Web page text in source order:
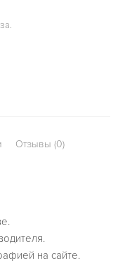
Отзывы (0)
на сайте.